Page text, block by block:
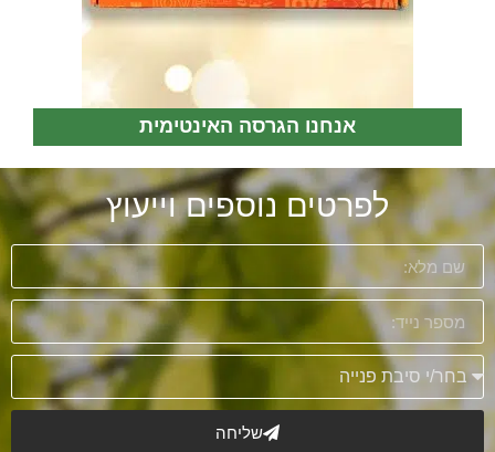
אנחנו הגרסה האינטימית
לפרטים נוספים וייעוץ
שליחה